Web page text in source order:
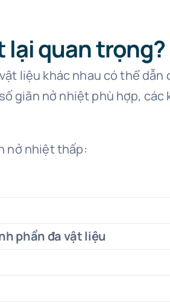
lại quan trọng?
liệu khác nhau có thể
giãn nở nhiệt phù hợp,
nở nhiệt thấp:
phần đa vật liệu